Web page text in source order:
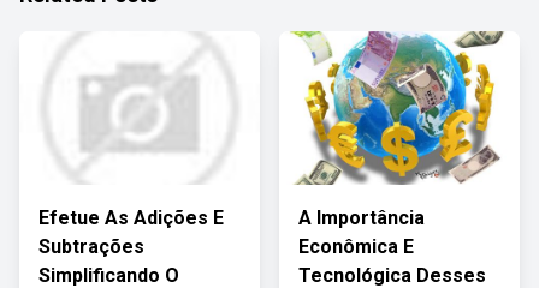
Efetue As Adições E
Subtrações
Simplificando O
A Importância
Econômica E
Tecnológica Desses